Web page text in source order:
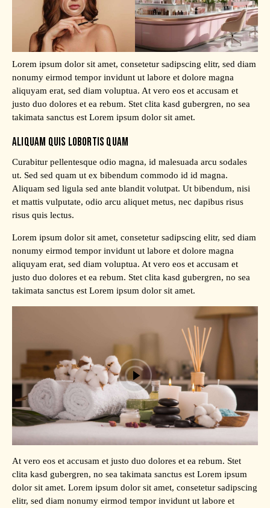
Lorem ipsum dolor sit amet, consetetur sadipscing elitr, sed diam
nonumy eirmod tempor invidunt ut labore et dolore magna
aliquyam erat, sed diam voluptua. At vero eos et accusam et
justo duo dolores et ea rebum. Stet clita kasd gubergren, no sea
takimata sanctus est Lorem ipsum dolor sit amet.
ALIQUAM QUIS LOBORTIS QUAM
Curabitur pellentesque odio magna, id malesuada arcu sodales
ut. Sed sed quam ut ex bibendum commodo id id magna.
Aliquam sed ligula sed ante blandit volutpat. Ut bibendum, nisi
et mattis vulputate, odio arcu aliquet metus, nec dapibus risus
risus quis lectus.
Lorem ipsum dolor sit amet, consetetur sadipscing elitr, sed diam
nonumy eirmod tempor invidunt ut labore et dolore magna
aliquyam erat, sed diam voluptua. At vero eos et accusam et
justo duo dolores et ea rebum. Stet clita kasd gubergren, no sea
takimata sanctus est Lorem ipsum dolor sit amet.
At vero eos et accusam et justo duo dolores et ea rebum. Stet
clita kasd gubergren, no sea takimata sanctus est Lorem ipsum
dolor sit amet. Lorem ipsum dolor sit amet, consetetur sadipscing
elitr, sed diam nonumy eirmod tempor invidunt ut labore et